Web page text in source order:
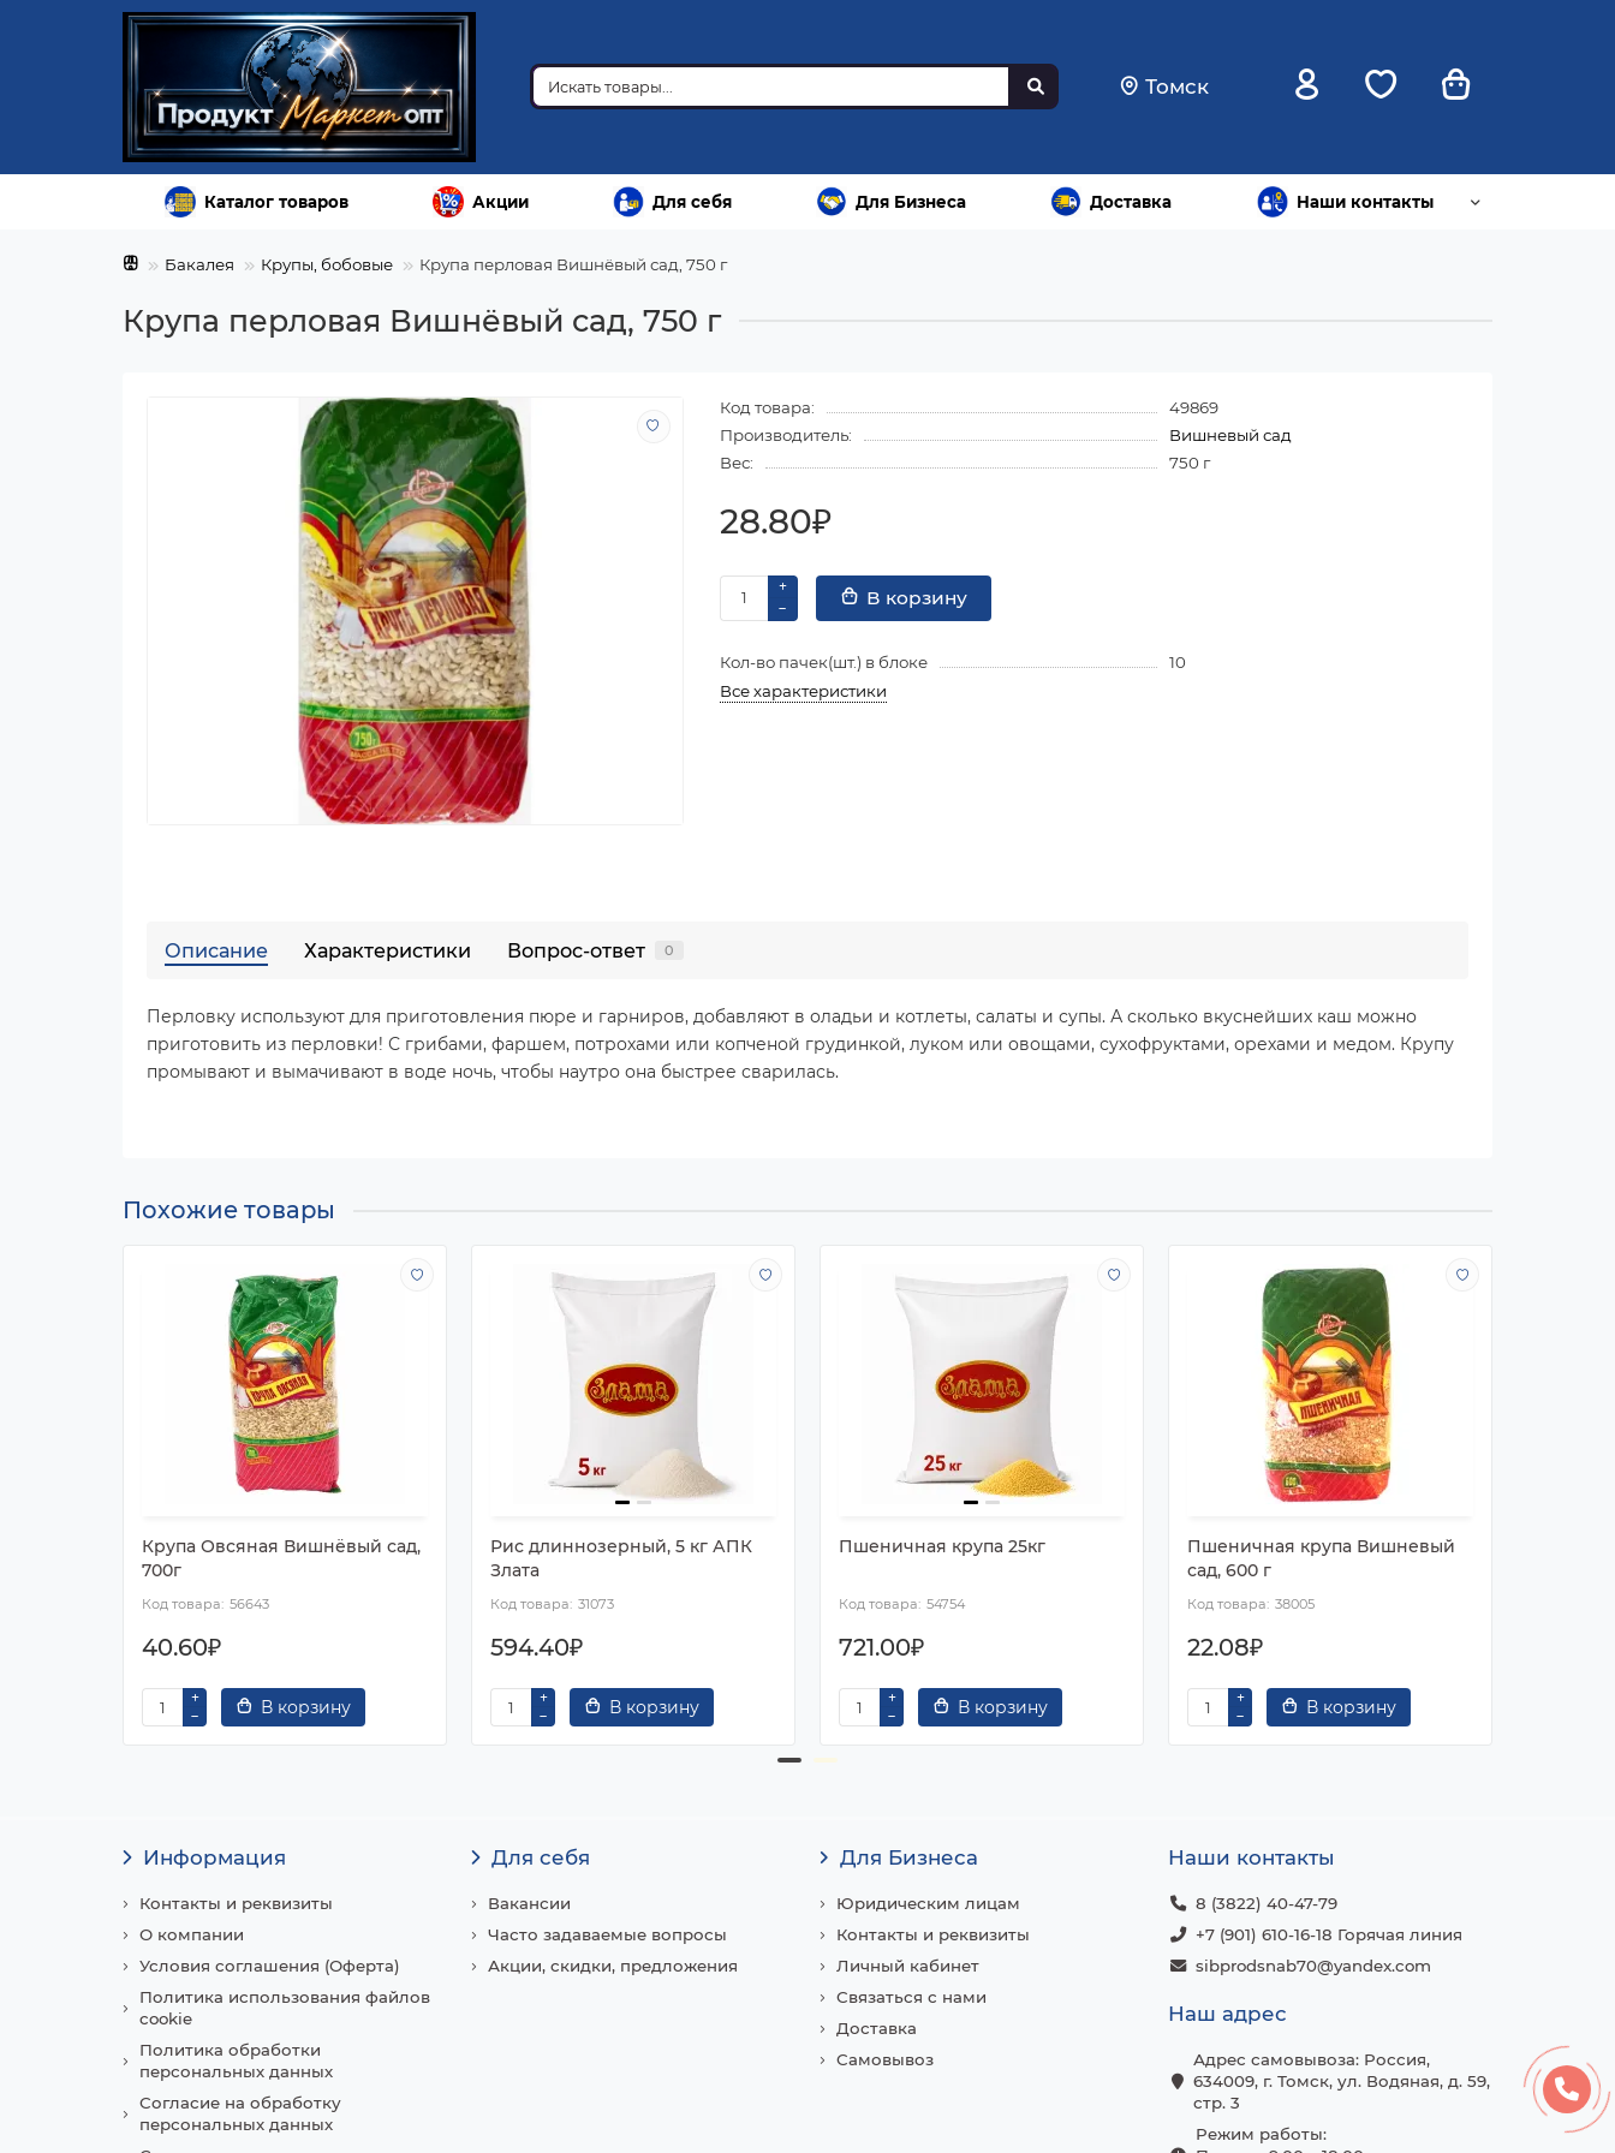
Томск
Каталог товаров Акции Для себя Для Бизнеса Доставка Наши контакты
Бакалея Крупы, бобовые Крупа перловая Вишнёвый сад, 750 г
Крупа перловая Вишнёвый сад, 750 г
Код товара:
49869
Производитель:
Вишневый сад
Вес:
750 г
28.80₽
В корзину
Кол-во пачек(шт.) в блоке
10
Все характеристики
Описание Характеристики Вопрос-ответ 0
Перловку используют для приготовления пюре и гарниров, добавляют в оладьи и котлеты, салаты и супы. А сколько вкуснейших каш можно
приготовить из перловки! С грибами, фаршем, потрохами или копченой грудинкой, луком или овощами, сухофруктами, орехами и медом. Крупу
промывают и вымачивают в воде ночь, чтобы наутро она быстрее сварилась.
Похожие товары
Крупа Овсяная Вишнёвый сад,
700г
56643
40.60₽
В корзину
Рис длиннозерный, 5 кг АПК
Злата
31073
594.40₽
В корзину
Пшеничная крупа 25кг
54754
721.00₽
В корзину
Пшеничная крупа Вишневый
сад, 600 г
38005
22.08₽
В корзину
Информация
Контакты и реквизиты
О компании
Условия соглашения (Оферта)
Политика использования файлов
cookie
Политика обработки
персональных данных
Согласие на обработку
персональных данных
Для себя
Вакансии
Часто задаваемые вопросы
Акции, скидки, предложения
Для Бизнеса
Юридическим лицам
Контакты и реквизиты
Личный кабинет
Связаться с нами
Доставка
Самовывоз
Наши контакты
8 (3822) 40-47-79
+7 (901) 610-16-18 Горячая линия
sibprodsnab70@yandex.com
Наш адрес
Адрес самовывоза: Россия,
634009, г. Томск, ул. Водяная, д. 59,
стр. 3
Режим работы: